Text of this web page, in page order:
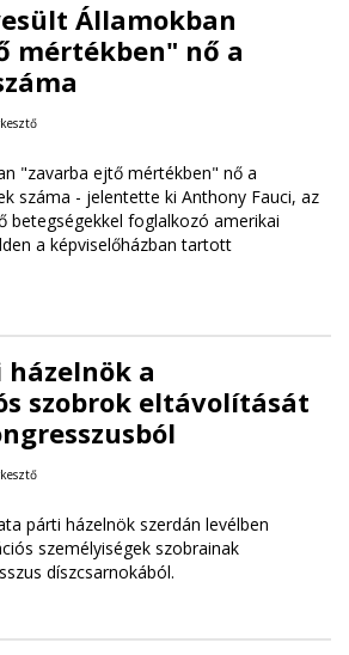
Államokban
mértékben" nő a
"zavarba ejtő mértékben" nő a
száma - jelentette ki Anthony Fauci, az
betegségekkel foglalkozó amerikai
a képviselőházban tartott
házelnök a
szobrok eltávolítását
párti házelnök szerdán levélben
személyiségek szobrainak
díszcsarnokából.